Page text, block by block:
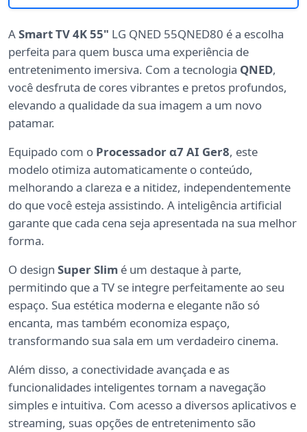
ASmart TV 4K 55" LG QNED 55QNED80 é a escolha
perfeita para quem busca uma experiência de
entretenimento imersiva. Com a tecnologia QNED,
você desfruta de cores vibrantes e pretos profundos,
elevando a qualidade da sua imagem a um novo
patamar.
Equipado com o Processador α7 AI Ger8, este
modelo otimiza automaticamente o conteúdo,
melhorando a clareza e a nitidez, independentemente
do que você esteja assistindo. A inteligência artificial
garante que cada cena seja apresentada na sua melhor
forma.
O design Super Slim é um destaque à parte,
permitindo que a TV se integre perfeitamente ao seu
espaço. Sua estética moderna e elegante não só
encanta, mas também economiza espaço,
transformando sua sala em um verdadeiro cinema.
Além disso, a conectividade avançada e as
funcionalidades inteligentes tornam a navegação
simples e intuitiva. Com acesso a diversos aplicativos e
streaming, suas opções de entretenimento são